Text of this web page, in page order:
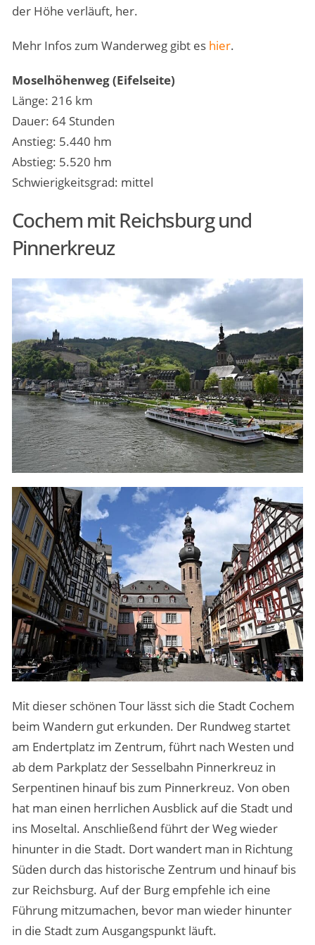
der Höhe verläuft, her.
Mehr Infos zum Wanderweg gibt es hier.
Moselhöhenweg (Eifelseite)
Länge: 216 km
Dauer: 64 Stunden
Anstieg: 5.440 hm
Abstieg: 5.520 hm
Schwierigkeitsgrad: mittel
Cochem mit Reichsburg und
Pinnerkreuz
Mit dieser schönen Tour lässt sich die Stadt Cochem
beim Wandern gut erkunden. Der Rundweg startet
am Endertplatz im Zentrum, führt nach Westen und
ab dem Parkplatz der Sesselbahn Pinnerkreuz in
Serpentinen hinauf bis zum Pinnerkreuz. Von oben
hat man einen herrlichen Ausblick auf die Stadt und
ins Moseltal. Anschließend führt der Weg wieder
hinunter in die Stadt. Dort wandert man in Richtung
Süden durch das historische Zentrum und hinauf bis
zur Reichsburg. Auf der Burg empfehle ich eine
Führung mitzumachen, bevor man wieder hinunter
in die Stadt zum Ausgangspunkt läuft.